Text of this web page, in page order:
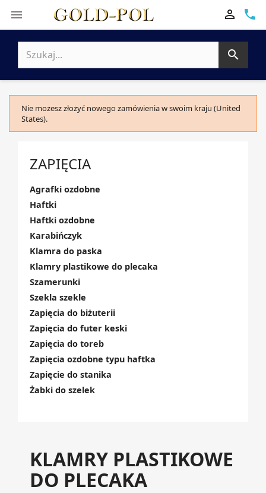
 phone


Nie możesz złożyć nowego zamówienia w swoim kraju (United
States).
ZAPIĘCIA
Agrafki ozdobne
Haftki
Haftki ozdobne
Karabińczyk
Klamra do paska
Klamry plastikowe do plecaka
Szamerunki
Szekla szekle
Zapięcia do biżuterii
Zapięcia do futer keski
Zapięcia do toreb
Zapięcia ozdobne typu haftka
Zapięcie do stanika
Żabki do szelek
KLAMRY PLASTIKOWE
DO PLECAKA